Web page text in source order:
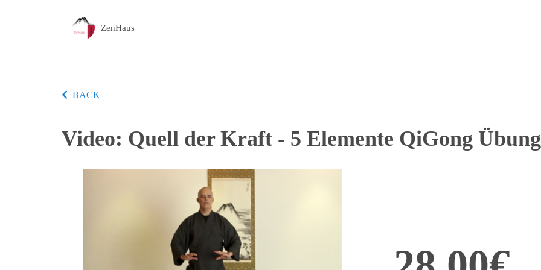
ZenHaus
BACK
Video: Quell der Kraft - 5 Elemente QiGong Übung